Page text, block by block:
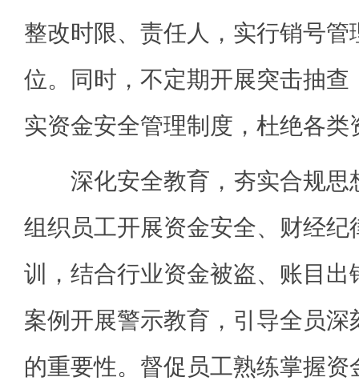
整改时限、责任人，实行销号
位。同时，不定期开展突击抽查
实资金安全管理制度，杜绝各类
深化安全教育，夯实合规思
组织员工开展资金安全、财经纪
训，结合行业资金被盗、账目出
案例开展警示教育，引导全员
的重要性。督促员工熟练掌握